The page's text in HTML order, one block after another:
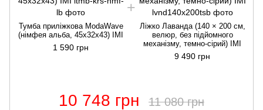
Тумба приліжкова ModaWave
(німфея альба, 45х32х43) IMI
1 590 грн
Ліжко Лаванда (140 × 200 см,
велюр, без підйомного
механізму, темно-сірий) IMI
9 490 грн
10 748 грн 11 080 грн